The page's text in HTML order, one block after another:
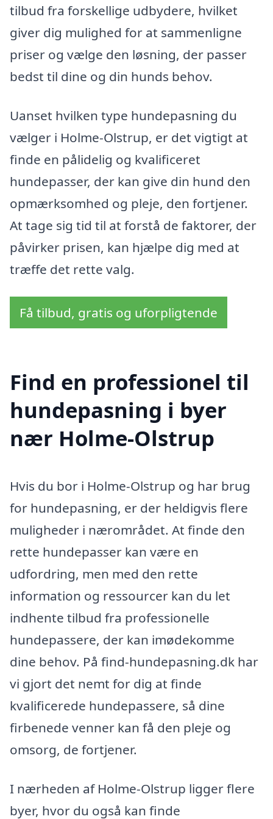
tilbud fra forskellige udbydere, hvilket
giver dig mulighed for at sammenligne
priser og vælge den løsning, der passer
bedst til dine og din hunds behov.
Uanset hvilken type hundepasning du
vælger i Holme-Olstrup, er det vigtigt at
finde en pålidelig og kvalificeret
hundepasser, der kan give din hund den
opmærksomhed og pleje, den fortjener.
At tage sig tid til at forstå de faktorer, der
påvirker prisen, kan hjælpe dig med at
træffe det rette valg.
Få tilbud, gratis og uforpligtende
Find en professionel til
hundepasning i byer
nær Holme-Olstrup
Hvis du bor i Holme-Olstrup og har brug
for hundepasning, er der heldigvis flere
muligheder i nærområdet. At finde den
rette hundepasser kan være en
udfordring, men med den rette
information og ressourcer kan du let
indhente tilbud fra professionelle
hundepassere, der kan imødekomme
dine behov. På find-hundepasning.dk har
vi gjort det nemt for dig at finde
kvalificerede hundepassere, så dine
firbenede venner kan få den pleje og
omsorg, de fortjener.
I nærheden af Holme-Olstrup ligger flere
byer, hvor du også kan finde